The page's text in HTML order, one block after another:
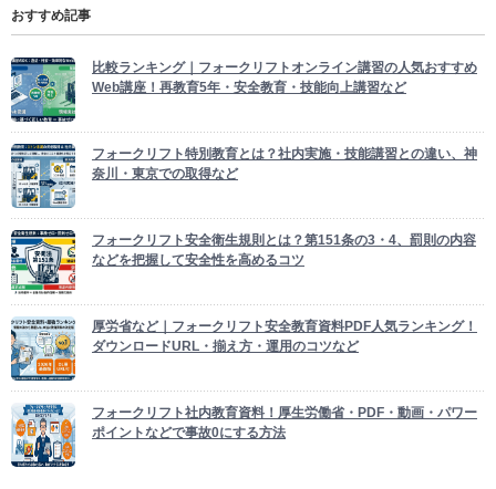
おすすめ記事
比較ランキング｜フォークリフトオンライン講習の人気おすすめ
Web講座！再教育5年・安全教育・技能向上講習など
フォークリフト特別教育とは？社内実施・技能講習との違い、神
奈川・東京での取得など
フォークリフト安全衛生規則とは？第151条の3・4、罰則の内容
などを把握して安全性を高めるコツ
厚労省など｜フォークリフト安全教育資料PDF人気ランキング！
ダウンロードURL・揃え方・運用のコツなど
フォークリフト社内教育資料！厚生労働省・PDF・動画・パワー
ポイントなどで事故0にする方法